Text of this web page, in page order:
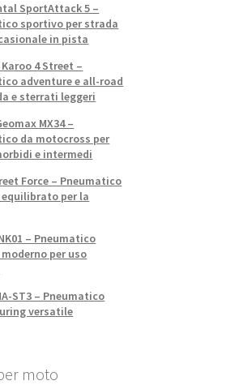
SportAttack 5 –
sportivo per strada
in pista
4 Street –
adventure e all-road
e sterrati leggeri
MX34 –
da motocross per
e intermedi
Force – Pneumatico
per la
– Pneumatico
per uso
ST3 – Pneumatico
versatile
moto